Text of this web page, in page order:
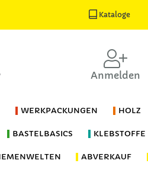
Kataloge
Anmelden
WERKPACKUNGEN HOLZ
BASTELBASICS KLEBSTOFFE
ABVERKAUF